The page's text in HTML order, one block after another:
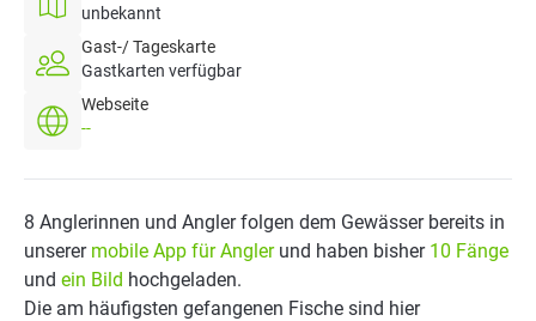
unbekannt
Gast-/ Tageskarte
Gastkarten verfügbar
Webseite
--
8 Anglerinnen und Angler folgen dem Gewässer bereits in
unserer mobile App für Anglerund haben bisher 10 Fänge
und ein Bild hochgeladen.
Die am häufigsten gefangenen Fische sind hier